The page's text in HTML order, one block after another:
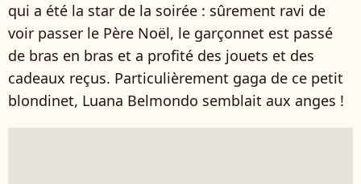
qui a été la star de la soirée : sûrement ravi de
voir passer le Père Noël, le garçonnet est passé
de bras en bras et a profité des jouets et des
cadeaux reçus. Particulièrement gaga de ce petit
blondinet, Luana Belmondo semblait aux anges !